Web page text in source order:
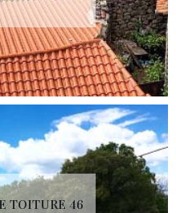
TOITURE 46